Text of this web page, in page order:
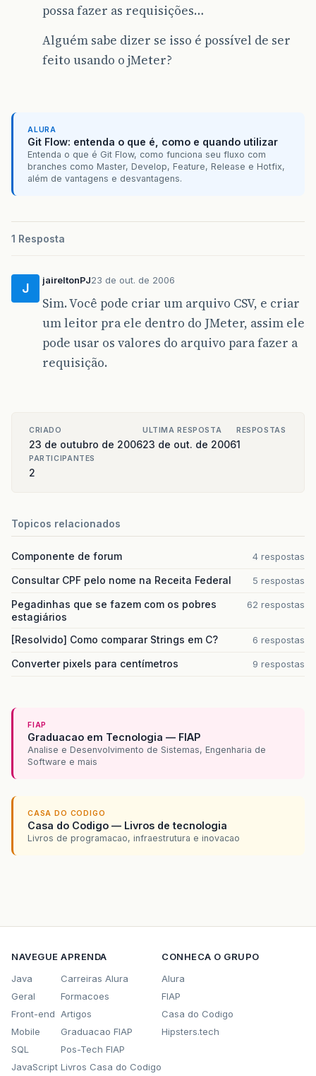
possa fazer as requisições…
Alguém sabe dizer se isso é possível de ser
feito usando o jMeter?
ALURA
Git Flow: entenda o que é, como e quando utilizar
Entenda o que é Git Flow, como funciona seu fluxo com
branches como Master, Develop, Feature, Release e Hotfix,
além de vantagens e desvantagens.
1 Resposta
J
jaireltonPJ23 de out. de 2006
Sim. Você pode criar um arquivo CSV, e criar
um leitor pra ele dentro do JMeter, assim ele
pode usar os valores do arquivo para fazer a
requisição.
CRIADO
23 de outubro de 2006
ULTIMA RESPOSTA
23 de out. de 2006
RESPOSTAS
1
PARTICIPANTES
2
Topicos relacionados
Componente de forum 4 respostas
Consultar CPF pelo nome na Receita Federal 5 respostas
Pegadinhas que se fazem com os pobres
estagiários
62 respostas
[Resolvido] Como comparar Strings em C? 6 respostas
Converter pixels para centímetros 9 respostas
FIAP
Graduacao em Tecnologia — FIAP
Analise e Desenvolvimento de Sistemas, Engenharia de
Software e mais
CASA DO CODIGO
Casa do Codigo — Livros de tecnologia
Livros de programacao, infraestrutura e inovacao
NAVEGUE
Java
Geral
Front-end
Mobile
SQL
JavaScript
APRENDA
Carreiras Alura
Formacoes
Artigos
Graduacao FIAP
Pos-Tech FIAP
Livros Casa do Codigo
CONHECA O GRUPO
Alura
FIAP
Casa do Codigo
Hipsters.tech